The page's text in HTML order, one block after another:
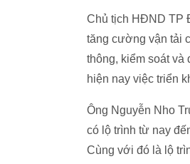
Chủ tịch HĐND TP
tăng cường vận tải
thông, kiểm soát và
hiện nay việc triển
Ông Nguyễn Nho
có lộ trình từ nay
Cùng với đó là lộ